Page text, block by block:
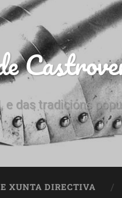
das tradicións
XUNTA DIRECTIVA